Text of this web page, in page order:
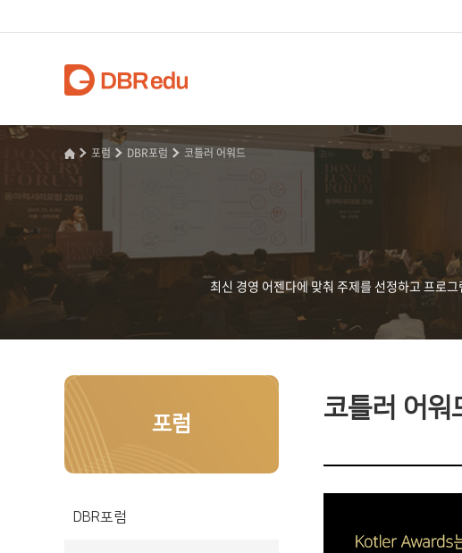
포럼 DBR포럼 코틀러 어워드
최신 경영 어젠다에 맞춰 주제를 선정하고 프로
포럼
DBR포럼
코틀러 어워